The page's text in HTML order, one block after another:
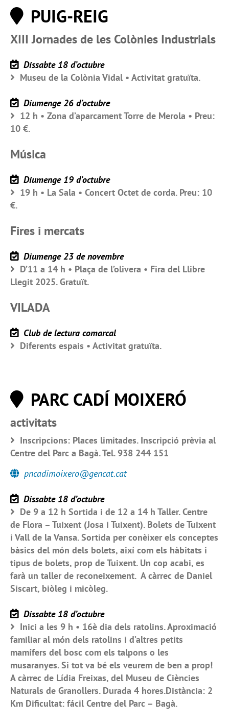
PUIG-REIG
XIII Jornades de les Colònies Industrials
Dissabte 18 d’octubre
Museu de la Colònia Vidal • Activitat gratuïta.
Diumenge 26 d’octubre
12 h • Zona d’aparcament Torre de Merola • Preu:
10 €.
Música
Diumenge 19 d’octubre
19 h • La Sala • Concert Octet de corda. Preu: 10
€.
Fires i mercats
Diumenge 23 de novembre
D’11 a 14 h • Plaça de l’olivera • Fira del Llibre
Llegit 2025. Gratuït.
VILADA
Club de lectura comarcal
Diferents espais • Activitat gratuïta.
PARC CADÍ MOIXERÓ
activitats
Inscripcions: Places limitades. Inscripció prèvia al
Centre del Parc a Bagà. Tel. 938 244 151
pncadimoixero@gencat.cat
Dissabte 18 d’octubre
De 9 a 12 h Sortida i de 12 a 14 h Taller. Centre
de Flora – Tuixent (Josa i Tuixent). Bolets de Tuixent
i Vall de la Vansa. Sortida per conèixer els conceptes
bàsics del món dels bolets, així com els hàbitats i
tipus de bolets, prop de Tuixent. Un cop acabi, es
farà un taller de reconeixement. A càrrec de Daniel
Siscart, biòleg i micòleg.
Dissabte 18 d’octubre
Inici a les 9 h • 16è dia dels ratolins. Aproximació
familiar al món dels ratolins i d’altres petits
mamífers del bosc com els talpons o les
musaranyes. Si tot va bé els veurem de ben a prop!
A càrrec de Lídia Freixas, del Museu de Ciències
Naturals de Granollers. Durada 4 hores.Distància: 2
Km Dificultat: fácil Centre del Parc – Bagà.